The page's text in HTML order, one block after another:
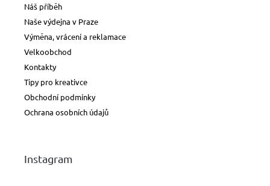
Náš příběh
Naše výdejna v Praze
Výměna, vrácení a reklamace
Velkoobchod
Kontakty
Tipy pro kreativce
Obchodní podmínky
Ochrana osobních údajů
Instagram